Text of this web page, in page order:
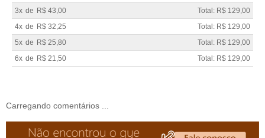
3x de R$ 43,00
Total: R$ 129,00
4x de R$ 32,25
Total: R$ 129,00
5x de R$ 25,80
Total: R$ 129,00
6x de R$ 21,50 Total: R$ 129,00
Carregando comentários ...